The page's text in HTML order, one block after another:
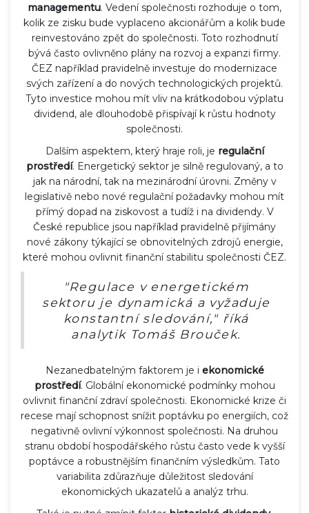
managementu. Vedení společnosti rozhoduje o tom,
kolik ze zisku bude vyplaceno akcionářům a kolik bude
reinvestováno zpět do společnosti. Toto rozhodnutí
bývá často ovlivněno plány na rozvoj a expanzi firmy.
ČEZ například pravidelně investuje do modernizace
svých zařízení a do nových technologických projektů.
Tyto investice mohou mít vliv na krátkodobou výplatu
dividend, ale dlouhodobě přispívají k růstu hodnoty
společnosti.
Dalším aspektem, který hraje roli, je regulační
prostředí. Energetický sektor je silně regulovaný, a to
jak na národní, tak na mezinárodní úrovni. Změny v
legislativě nebo nové regulační požadavky mohou mít
přímý dopad na ziskovost a tudíž i na dividendy. V
České republice jsou například pravidelně přijímány
nové zákony týkající se obnovitelných zdrojů energie,
které mohou ovlivnit finanční stabilitu společnosti ČEZ.
"Regulace v energetickém
sektoru je dynamická a vyžaduje
konstantní sledování," říká
analytik Tomáš Brouček.
Nezanedbatelným faktorem je i ekonomické
prostředí. Globální ekonomické podmínky mohou
ovlivnit finanční zdraví společnosti. Ekonomické krize či
recese mají schopnost snížit poptávku po energiích, což
negativně ovlivní výkonnost společnosti. Na druhou
stranu období hospodářského růstu často vede k vyšší
poptávce a robustnějším finančním výsledkům. Tato
variabilita zdůrazňuje důležitost sledování
ekonomických ukazatelů a analýz trhu.